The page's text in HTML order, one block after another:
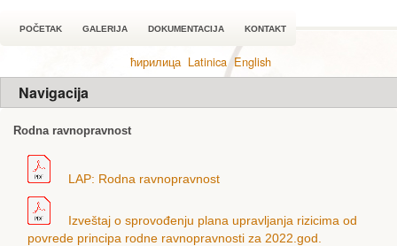
POČETAK GALERIJA DOKUMENTACIJA KONTAKT
ћирилица Latinica English
Navigacija
Rodna ravnopravnost
LAP: Rodna ravnopravnost
Izveštaj o sprovođenju plana upravljanja rizicima od
povrede principa rodne ravnopravnosti za 2022.god.